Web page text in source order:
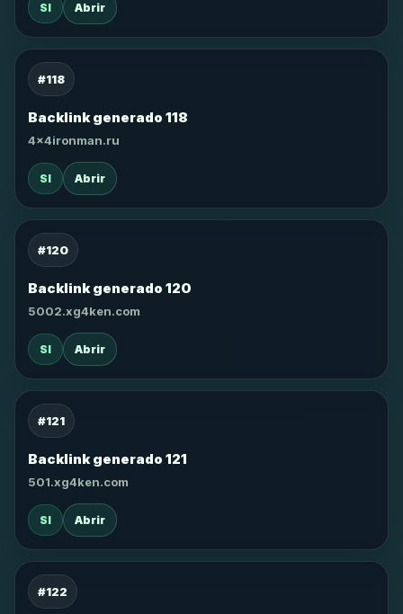
SI Abrir
#118
Backlink generado 118
4x4ironman.ru
SI Abrir
#120
Backlink generado 120
5002.xg4ken.com
SI Abrir
#121
Backlink generado 121
501.xg4ken.com
SI Abrir
#122